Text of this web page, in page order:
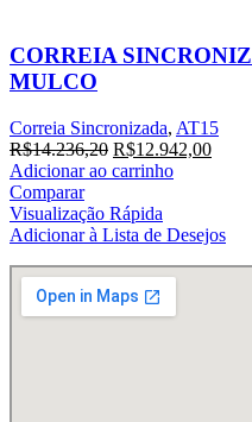
CORREIA
MULCO
Correia Sincronizada, AT15
R$14.236,20 O
preço
era:
R$14.236,20.
R$12.942,00O
Adicionar ao carrinho
Comparar
Visualização Rápida
Adicionar à Lista de Desejos